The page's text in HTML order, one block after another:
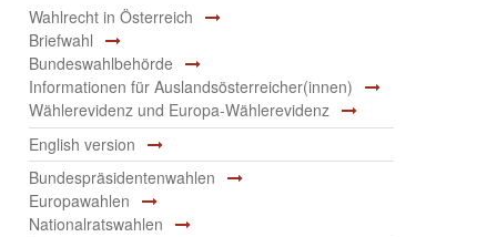
Wahlrecht in Österreich
Briefwahl
Bundeswahlbehörde
Informationen für Auslandsösterreicher(innen)
Wählerevidenz und Europa-Wählerevidenz
English version
Bundespräsidentenwahlen
Europawahlen
Nationalratswahlen